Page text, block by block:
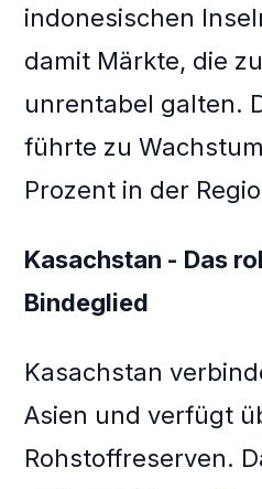
indonesischen
damit Märkte, die
unrentabel galten.
führte zu
Prozent in der
Kasachstan - Das
Bindeglied
Kasachstan
Asien und verfügt
Rohstoffreserven.